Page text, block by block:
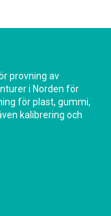
provning av
i Norden för
för plast, gummi,
kalibrering och